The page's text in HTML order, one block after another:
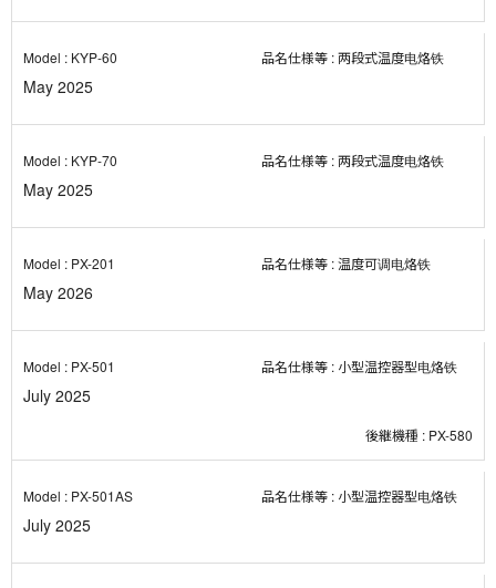
KYP-60 两段式温度电烙铁
May 2025
KYP-70 两段式温度电烙铁
May 2025
PX-201 温度可调电烙铁
May 2026
PX-501 小型温控器型电烙铁
July 2025
PX-580
PX-501AS 小型温控器型电烙铁
July 2025